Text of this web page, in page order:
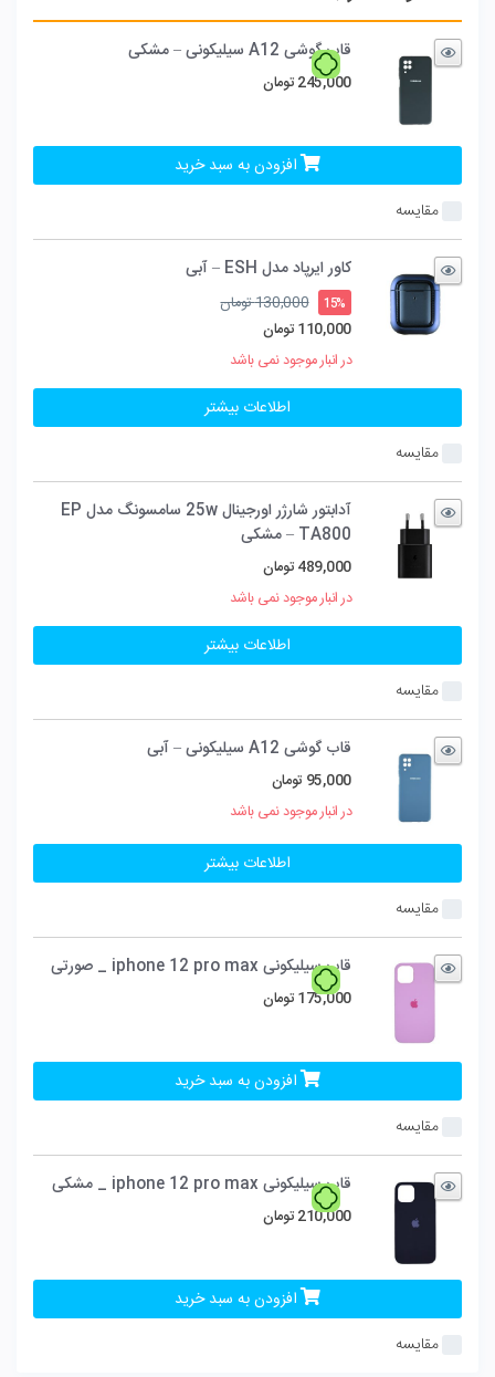
قاب گوشی A12 سیلیکونی – مشکی
245,000 تومان
افزودن به سبد خرید
مقایسه
کاور ایرپاد مدل ESH – آبی
15%
130,000تومانقیمت
110,000 تومان
قیمت
110,000 تومان
است.
در انبار موجود نمی باشد
اطلاعات بیشتر
مقایسه
آدابتور شارژر اورجینال 25w سامسونگ مدل EP
TA800 – مشکی
489,000 تومان
در انبار موجود نمی باشد
اطلاعات بیشتر
مقایسه
قاب گوشی A12 سیلیکونی – آبی
95,000 تومان
در انبار موجود نمی باشد
اطلاعات بیشتر
مقایسه
قاب سیلیکونی iphone 12 pro max _ صورتی
175,000 تومان
افزودن به سبد خرید
مقایسه
قاب سیلیکونی iphone 12 pro max _ مشکی
210,000 تومان
افزودن به سبد خرید
مقایسه